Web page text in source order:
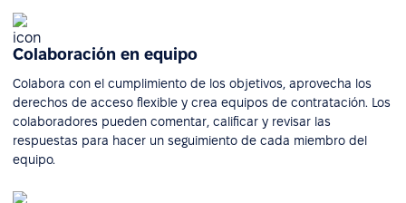
Colaboración en equipo
Colabora con el cumplimiento de los objetivos, aprovecha los
derechos de acceso flexible y crea equipos de contratación. Los
colaboradores pueden comentar, calificar y revisar las
respuestas para hacer un seguimiento de cada miembro del
equipo.